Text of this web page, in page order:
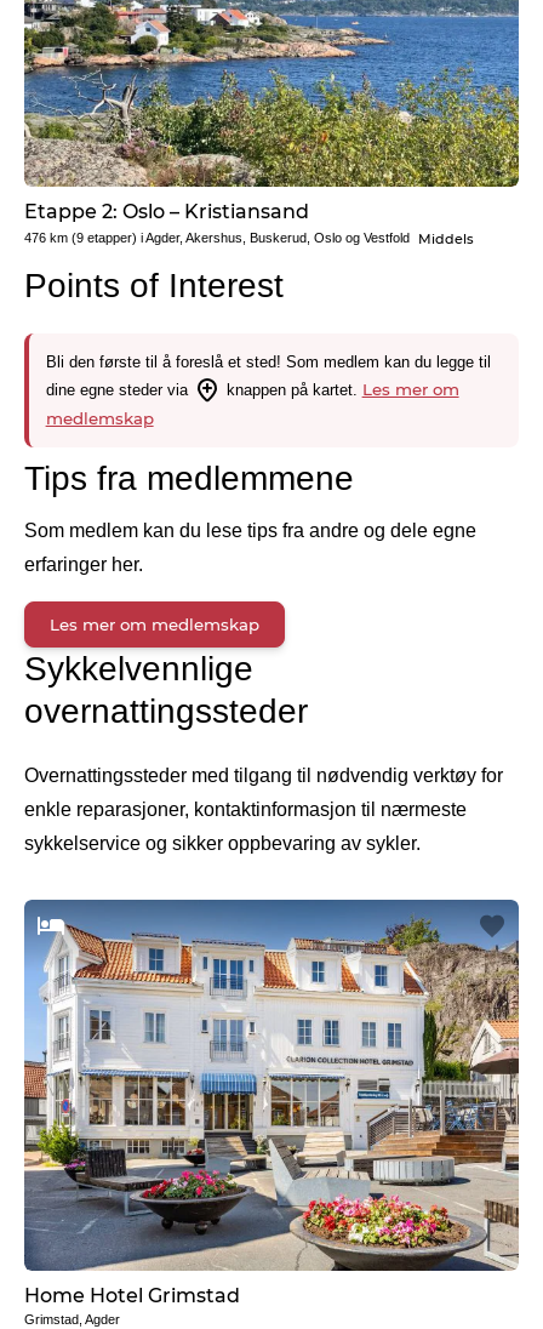
Etappe 2: Oslo – Kristiansand
476 km (9 etapper) iAgder, Akershus, Buskerud, Oslo og Vestfold Middels
Points of Interest
Bli den første til å foreslå et sted! Som medlem kan du legge til
dine egne steder via
knappen på kartet. Les mer om
medlemskap
Tips fra medlemmene
Som medlem kan du lese tips fra andre og dele egne
erfaringer her.
Les mer om medlemskap
Sykkelvennlige
overnattingssteder
Overnattingssteder med tilgang til nødvendig verktøy for
enkle reparasjoner, kontaktinformasjon til nærmeste
sykkelservice og sikker oppbevaring av sykler.
Home Hotel Grimstad
Grimstad, Agder